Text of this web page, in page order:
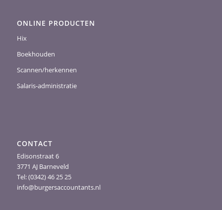
ONLINE PRODUCTEN
Hix
Boekhouden
Scannen/herkennen
Salaris-administratie
CONTACT
Edisonstraat 6
3771 AJ Barneveld
Tel: (0342) 46 25 25
info@burgersaccountants.nl